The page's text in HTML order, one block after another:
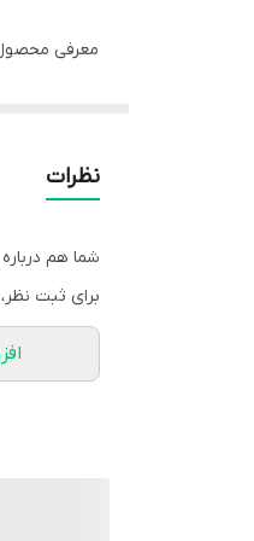
معرفی
پیش‌ساز
مصرف منظم
مزایا و
افزایش
نظرات
شما هم
برای ثبت